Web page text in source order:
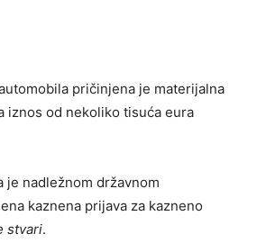
pričinjena je materijalna
iznos od nekoliko tisuća eura
je nadležnom državnom
kaznena prijava za kazneno
stvari.